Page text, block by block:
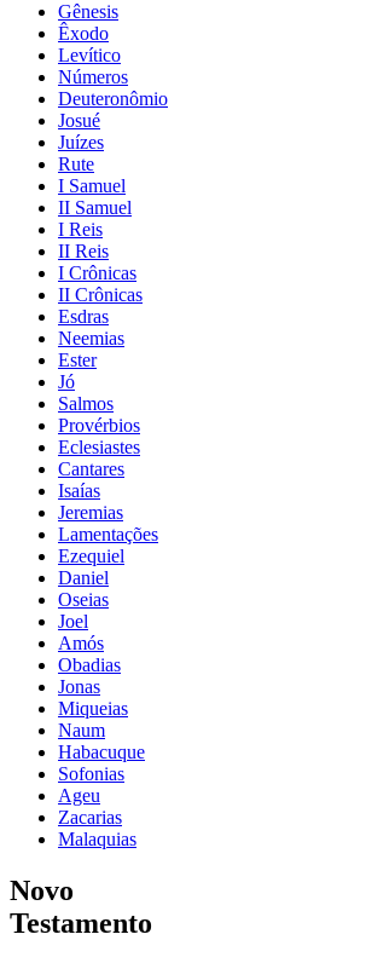
Gênesis
Êxodo
Levítico
Números
Deuteronômio
Josué
Juízes
Rute
I Samuel
II Samuel
I Reis
II Reis
I Crônicas
II Crônicas
Esdras
Neemias
Ester
Jó
Salmos
Provérbios
Eclesiastes
Cantares
Isaías
Jeremias
Lamentações
Ezequiel
Daniel
Oseias
Joel
Amós
Obadias
Jonas
Miqueias
Naum
Habacuque
Sofonias
Ageu
Zacarias
Malaquias
Novo
Testamento